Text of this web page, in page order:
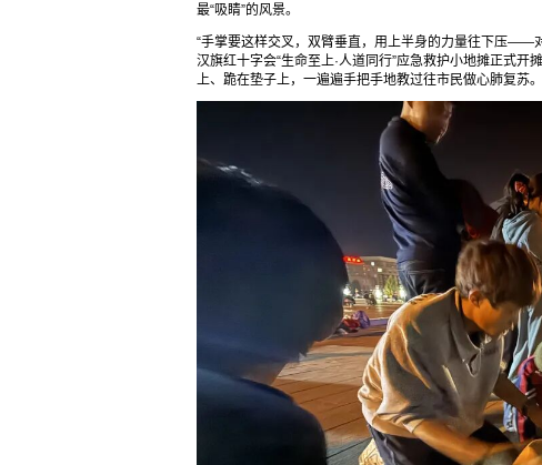
最“吸睛”的风景。
“手掌要这样交叉，双臂垂直，用上半身的力量往下压
汉旗红十字会“生命至上·人道同行”应急救护小地摊正式
上、跪在垫子上，一遍遍手把手地教过往市民做心肺复苏。